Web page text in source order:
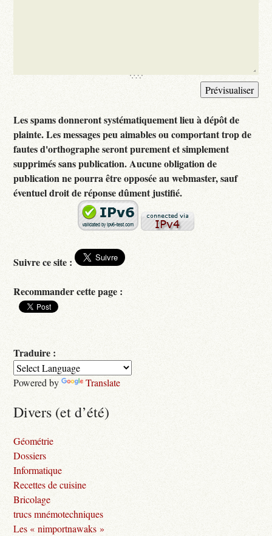
Les spams donneront systématiquement lieu à dépôt de
plainte. Les messages peu aimables ou comportant trop de
fautes d'orthographe seront purement et simplement
supprimés sans publication. Aucune obligation de
publication ne pourra être opposée au webmaster, sauf
éventuel droit de réponse dûment justifié.
Suivre ce site :
Recommander cette page :
Traduire :
Powered by Translate
Divers (et d’été)
Géométrie
Dossiers
Informatique
Recettes de cuisine
Bricolage
trucs mnémotechniques
Les « nimportnawaks »